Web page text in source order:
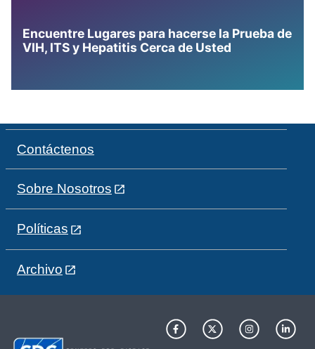
Encuentre Lugares para hacerse la Prueba de
VIH, ITS y Hepatitis Cerca de Usted
Contáctenos
Sobre Nosotros
Políticas
Archivo